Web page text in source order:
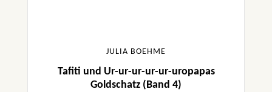
JULIA BOEHME
Tafiti und Ur-ur-ur-ur-ur-uropapas
Goldschatz (Band 4)